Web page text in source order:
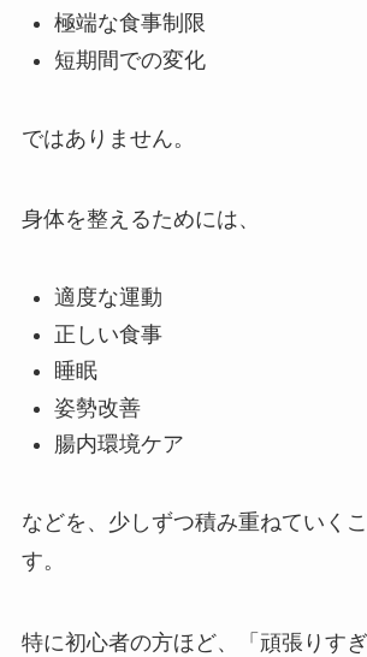
極端な食事制限
短期間での変化
ではありません。
身体を整えるためには、
適度な運動
正しい食事
睡眠
姿勢改善
腸内環境ケア
などを、少しずつ積み重ねていく
す。
特に初心者の方ほど、「頑張りす